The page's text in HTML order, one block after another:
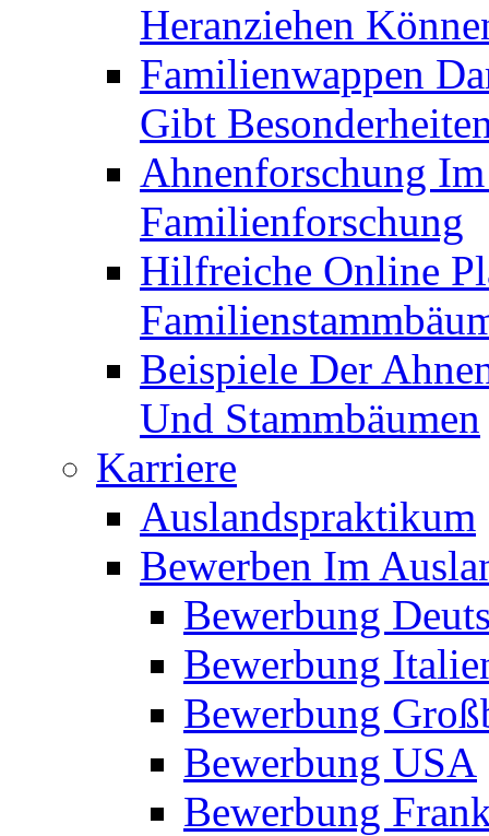
Heranziehen
Familienwappen
Gibt
Ahnenforschung
Familienforschung
Hilfreiche Online
Beispiele Der
Und Stammbäumen
Karriere
Auslandspraktikum
Bewerben Im
Bewerbung
Bewerbung
Bewerbung
Bewerbung USA
Bewerbung